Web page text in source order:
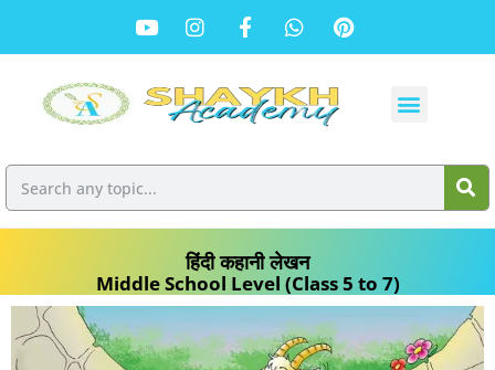
हिंदी कहानी लेखन
Middle School Level (Class 5 to 7)